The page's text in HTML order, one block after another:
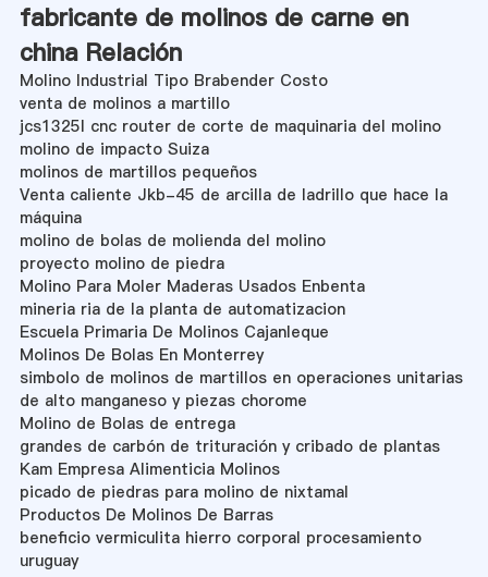
fabricante de molinos de carne en
china Relación
Molino Industrial Tipo Brabender Costo
venta de molinos a martillo
jcs1325l cnc router de corte de maquinaria del molino
molino de impacto Suiza
molinos de martillos pequeños
Venta caliente Jkb-45 de arcilla de ladrillo que hace la
máquina
molino de bolas de molienda del molino
proyecto molino de piedra
Molino Para Moler Maderas Usados Enbenta
mineria ria de la planta de automatizacion
Escuela Primaria De Molinos Cajanleque
Molinos De Bolas En Monterrey
simbolo de molinos de martillos en operaciones unitarias
de alto manganeso y piezas chorome
Molino de Bolas de entrega
grandes de carbón de trituración y cribado de plantas
Kam Empresa Alimenticia Molinos
picado de piedras para molino de nixtamal
Productos De Molinos De Barras
beneficio vermiculita hierro corporal procesamiento
uruguay